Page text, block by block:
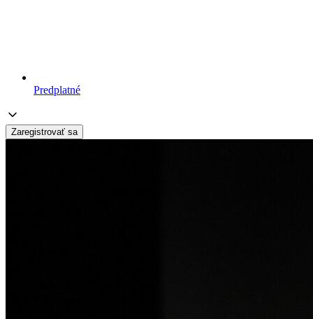
Predplatné
Zaregistrovať sa